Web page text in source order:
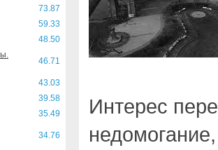
73.87
59.33
48.50
46.71
43.03
39.58
35.49
34.76
Интерес